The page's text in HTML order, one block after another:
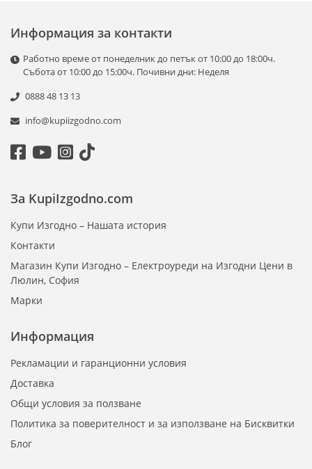
Информация за контакти
Работно време от понеделник до петък от 10:00 до 18:00ч.
Събота от 10:00 до 15:00ч. Почивни дни: Неделя
0888 48 13 13
info@kupiizgodno.com
Информация
Рекламации и гаранционни условия
Доставка
Общи условия за ползване
Политика за поверителност и за използване на Бисквитки
Блог
За KupiIzgodno.com
Купи Изгодно – Нашата история
Контакти
Магазин Купи Изгодно – Електроуреди на Изгодни Цени в
Люлин, София
Марки